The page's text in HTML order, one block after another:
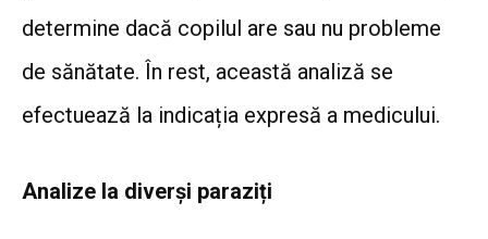
determine dacă copilul are sau nu probleme
de sănătate. În rest, această analiză se
efectuează la indicația expresă a medicului.
Analize la diverși paraziți